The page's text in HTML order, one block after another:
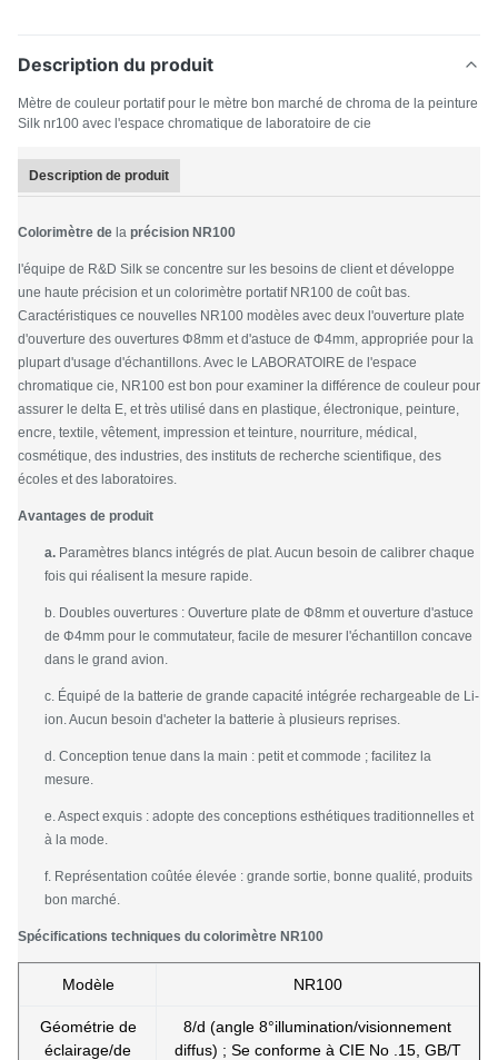
Description du produit
Mètre de couleur portatif pour le mètre bon marché de chroma de la peinture
Silk nr100 avec l'espace chromatique de laboratoire de cie
Description de produit
Colorimètre de la précision NR100
l'équipe de R&D Silk se concentre sur les besoins de client et développe
une haute précision et un colorimètre portatif NR100 de coût bas.
Caractéristiques ce nouvelles NR100 modèles avec deux l'ouverture plate
d'ouverture des ouvertures Φ8mm et d'astuce de Φ4mm, appropriée pour la
plupart d'usage d'échantillons. Avec le LABORATOIRE de l'espace
chromatique cie, NR100 est bon pour examiner la différence de couleur pour
assurer le delta E, et très utilisé dans en plastique, électronique, peinture,
encre, textile, vêtement, impression et teinture, nourriture, médical,
cosmétique, des industries, des instituts de recherche scientifique, des
écoles et des laboratoires.
Avantages de produit
a. Paramètres blancs intégrés de plat. Aucun besoin de calibrer chaque
fois qui réalisent la mesure rapide.
b. Doubles ouvertures : Ouverture plate de Φ8mm et ouverture d'astuce
de Φ4mm pour le commutateur, facile de mesurer l'échantillon concave
dans le grand avion.
c. Équipé de la batterie de grande capacité intégrée rechargeable de Li-
ion. Aucun besoin d'acheter la batterie à plusieurs reprises.
d. Conception tenue dans la main : petit et commode ; facilitez la
mesure.
e. Aspect exquis : adopte des conceptions esthétiques traditionnelles et
à la mode.
f. Représentation coûtée élevée : grande sortie, bonne qualité, produits
bon marché.
Spécifications techniques du colorimètre NR100
Modèle NR100
Géométrie de
éclairage/de
8/d (angle 8°illumination/visionnement
diffus) ; Se conforme à CIE No .15, GB/T